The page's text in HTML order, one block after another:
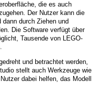
die es auch
Der Nutzer kann die
durch Ziehen und
Die Software verfügt über
Tausende von LEGO-
und betrachtet werden,
stellt auch Werkzeuge wie
dabei helfen, das Modell